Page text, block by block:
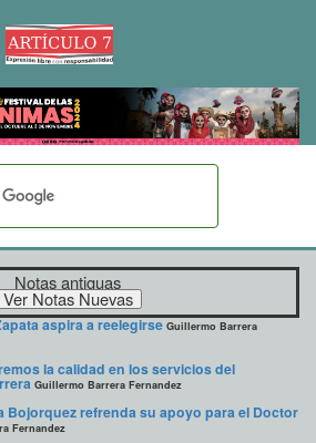
Notas antiguas
aspira a reelegirse Guillermo Barrera
la calidad en los servicios del
Guillermo Barrera Fernandez
Bojorquez refrenda su apoyo para el Doctor
Fernandez